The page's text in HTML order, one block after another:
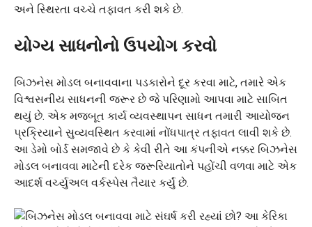
અને સ્થિરતા વચ્ચે તફાવત કરી શકે છે.
યોગ્ય સાધનોનો ઉપયોગ કરવો
બિઝનેસ મોડલ બનાવવાના પડકારોને દૂર કરવા માટે, તમારે એક
વિશ્વસનીય સાધનની જરૂર છે જે પરિણામો આપવા માટે સાબિત
થયું છે. એક મજબૂત કાર્ય વ્યવસ્થાપન સાધન તમારી આયોજન
પ્રક્રિયાને સુવ્યવસ્થિત કરવામાં નોંધપાત્ર તફાવત લાવી શકે છે.
આ ડેમો બોર્ડ સમજાવે છે કે કેવી રીતે આ કંપનીએ નક્કર બિઝનેસ
મોડલ બનાવવા માટેની દરેક જરૂરિયાતોને પહોંચી વળવા માટે એક
આદર્શ વર્ચ્યુઅલ વર્કસ્પેસ તૈયાર કર્યું છે.